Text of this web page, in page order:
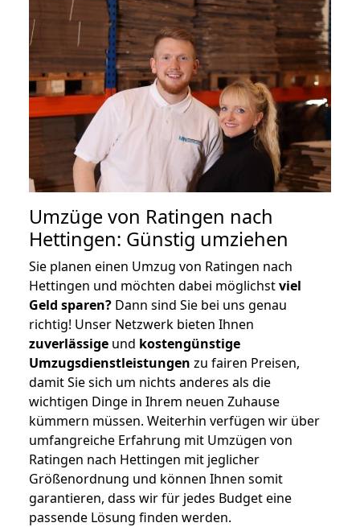
Umzüge von Ratingen nach
Hettingen: Günstig umziehen
Sie planen einen Umzug von Ratingen nach
Hettingen und möchten dabei möglichstviel
Geld sparen? Dann sind Sie bei uns genau
richtig! Unser Netzwerk bieten Ihnen
zuverlässige und kostengünstige
Umzugsdienstleistungen zu fairen Preisen,
damit Sie sich um nichts anderes als die
wichtigen Dinge in Ihrem neuen Zuhause
kümmern müssen. Weiterhin verfügen wir über
umfangreiche Erfahrung mit Umzügen von
Ratingen nach Hettingen mit jeglicher
Größenordnung und können Ihnen somit
garantieren, dass wir für jedes Budget eine
passende Lösung finden werden.